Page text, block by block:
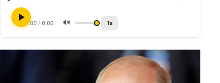
0:00 / 0:00 🔊 1x